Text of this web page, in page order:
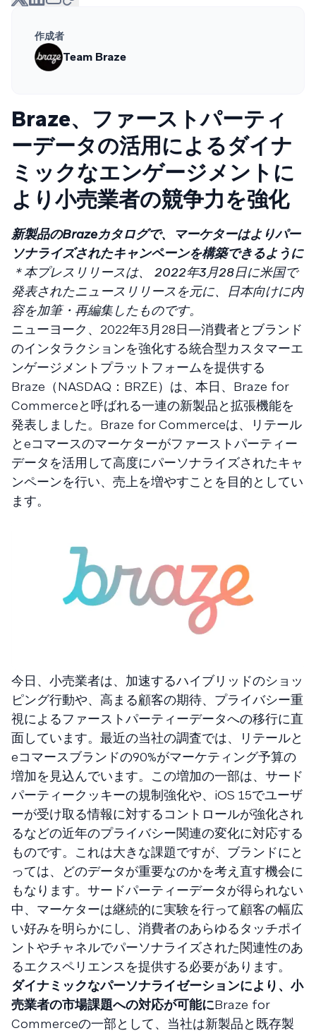
作成者
Team Braze
Braze、ファーストパーティ
ーデータの活用によるダイナ
ミックなエンゲージメントに
より小売業者の競争力を強化
新製品のBrazeカタログで、マーケターはよりパー
ソナライズされたキャンペーンを構築できるように
＊本プレスリリースは、 2022年3月28日に米国で
発表されたニュースリリースを元に、日本向けに内
容を加筆・再編集したものです。
ニューヨーク、2022年3月28日―消費者とブランド
のインタラクションを強化する統合型カスタマーエ
ンゲージメントプラットフォームを提供する
Braze（NASDAQ：BRZE）は、本日、Braze for
Commerceと呼ばれる一連の新製品と拡張機能を
発表しました。Braze for Commerceは、リテール
とeコマースのマーケターがファーストパーティー
データを活用して高度にパーソナライズされたキャ
ンペーンを行い、売上を増やすことを目的としてい
ます。
今日、小売業者は、加速するハイブリッドのショッ
ピング行動や、高まる顧客の期待、プライバシー重
視によるファーストパーティーデータへの移行に直
面しています。最近の当社の調査では、リテールと
eコマースブランドの90%がマーケティング予算の
増加を見込んでいます。この増加の一部は、サード
パーティークッキーの規制強化や、iOS 15でユーザ
ーが受け取る情報に対するコントロールが強化され
るなどの近年のプライバシー関連の変化に対応する
ものです。これは大きな課題ですが、ブランドにと
っては、どのデータが重要なのかを考え直す機会に
もなります。サードパーティーデータが得られない
中、マーケターは継続的に実験を行って顧客の幅広
い好みを明らかにし、消費者のあらゆるタッチポイ
ントやチャネルでパーソナライズされた関連性のあ
るエクスペリエンスを提供する必要があります。
ダイナミックなパーソナライゼーションにより、小
売業者の市場課題への対応が可能にBraze for
Commerceの一部として、当社は新製品と既存製